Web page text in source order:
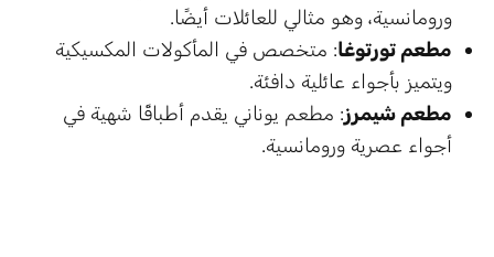
ورومانسية، وهو مثالي للعائلات أيضًا.
مطعم تورتوغا: متخصص في المأكولات المكسيكية
ويتميز بأجواء عائلية دافئة.
مطعم شيمرز: مطعم يوناني يقدم أطباقًا شهية في
أجواء عصرية ورومانسية.